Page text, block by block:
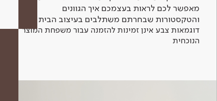
מאפשר לכם לראות בעצמכם איך הגוונים
והטקסטורות שבחרתם משתלבים בעיצוב הבית.
דוגמאות צבע אינן זמינות להזמנה עבור משפחת המוצר
הנוכחית